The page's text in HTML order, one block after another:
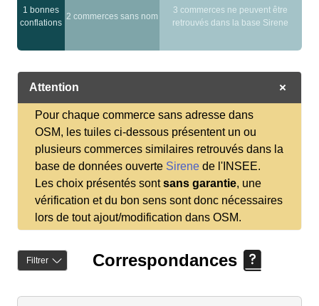
1 bonnes
conflations
conflations
moyennes
2 commerces sans nom
3 commerces ne peuvent être
retrouvés dans la base Sirene
Attention
Pour chaque commerce sans adresse dans
OSM, les tuiles ci-dessous présentent un ou
plusieurs commerces similaires retrouvés dans la
base de données ouverte Sirene de l'INSEE.
Les choix présentés sontsans garantie, une
vérification et du bon sens sont donc nécessaires
lors de tout ajout/modification dans OSM.
Filtrer Correspondances